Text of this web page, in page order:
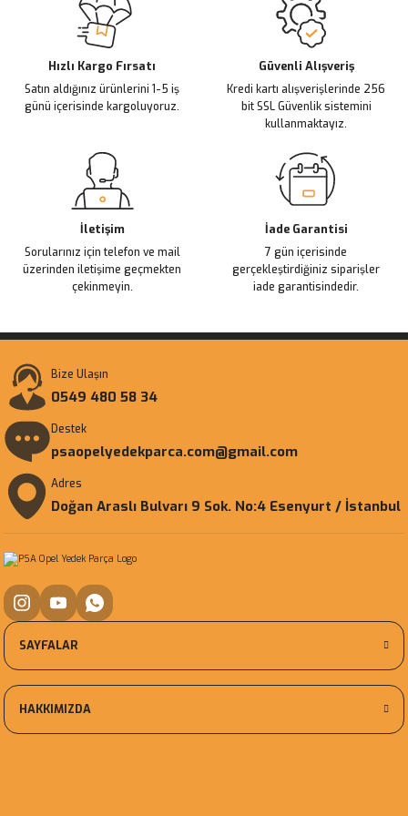
Ürün açıklamasında eksik bilgiler bulunuyor.
Ürün bilgilerinde hatalar bulunuyor.
Ürün fiyatı diğer sitelerden daha pahalı.
Bu ürüne benzer farklı alternatifler olmalı.
Hızlı Kargo Fırsatı
Satın aldığınız ürünlerini 1-5 iş
günü içerisinde kargoluyoruz.
Güvenli Alışveriş
Kredi kartı alışverişlerinde 256
bit SSL Güvenlik sistemini
kullanmaktayız.
İletişim
Sorularınız için telefon ve mail
üzerinden iletişime geçmekten
çekinmeyin.
İade Garantisi
7 gün içerisinde
gerçekleştirdiğiniz siparişler
iade garantisindedir.
Bize Ulaşın
0549 480 58 34
Destek
psaopelyedekparca.com@gmail.com
Adres
Doğan Araslı Bulvarı 9 Sok. No:4 Esenyurt / İstanbul
SAYFALAR
HAKKIMIZDA